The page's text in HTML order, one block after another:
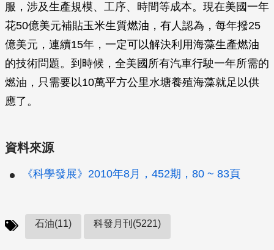
服，涉及生產規模、工序、時間等成本。現在美國一年
花50億美元補貼玉米生質燃油，有人認為，每年撥25
億美元，連續15年，一定可以解決利用海藻生產燃油
的技術問題。到時候，全美國所有汽車行駛一年所需的
燃油，只需要以10萬平方公里水塘養殖海藻就足以供
應了。
資料來源
《科學發展》2010年8月，452期，80 ~ 83頁
石油(11) 科發月刊(5221)